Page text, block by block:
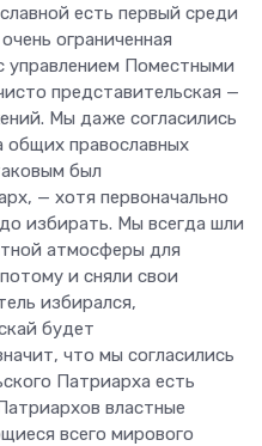
есть первый среди
ограниченная
управлением Поместными
представительская —
Мы даже согласились
общих православных
был
— хотя первоначально
избирать. Мы всегда шли
атмосферы для
и сняли свои
избирался,
будет
что мы согласились
Патриарха есть
властные
всего мирового